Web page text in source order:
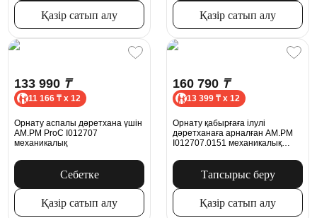
Қазір сатып алу Қазір сатып алу
133 990 ₸
11 166 ₸ x 12
Орнату аспалы дәретхана үшін
AM.PM ProC I012707
механикалық
Себетке
Қазір сатып алу
160 790 ₸
13 399 ₸ x 12
Орнату қабырғаға ілулі
дәретханаға арналған AM.PM
I012707.0151 механикалық
Тапсырыс беру
Қазір сатып алу